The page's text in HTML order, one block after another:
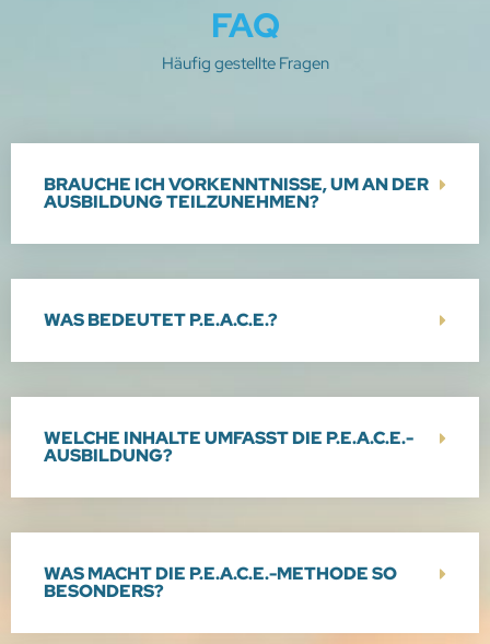
FAQ
Häufig gestellte Fragen
BRAUCHE ICH VORKENNTNISSE, UM AN DER
AUSBILDUNG TEILZUNEHMEN?
WAS BEDEUTET P.E.A.C.E.?
WELCHE INHALTE UMFASST DIE P.E.A.C.E.-
AUSBILDUNG?
WAS MACHT DIE P.E.A.C.E.-METHODE SO
BESONDERS?